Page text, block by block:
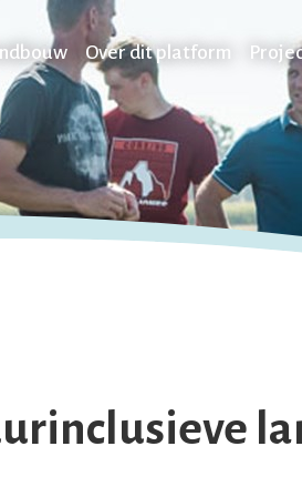
Over dit platform